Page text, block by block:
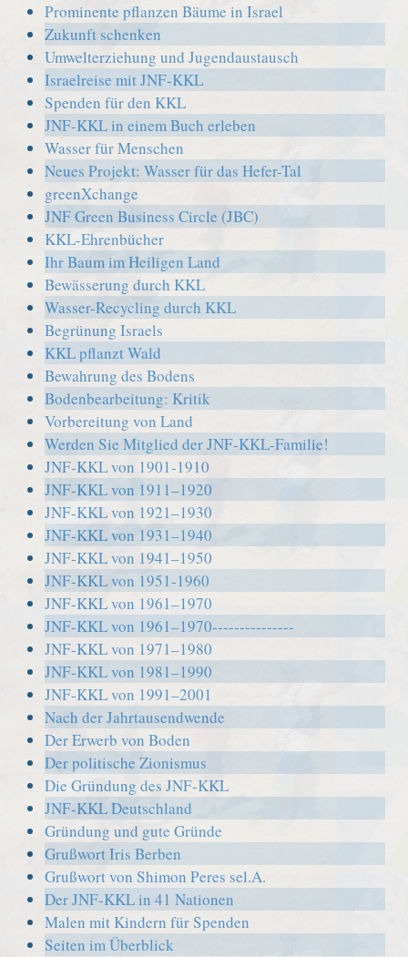
Prominente pflanzen Bäume in Israel
Zukunft schenken
Umwelterziehung und Jugendaustausch
Israelreise mit JNF-KKL
Spenden für den KKL
JNF-KKL in einem Buch erleben
Wasser für Menschen
Neues Projekt: Wasser für das Hefer-Tal
greenXchange
JNF Green Business Circle (JBC)
KKL-Ehrenbücher
Ihr Baum im Heiligen Land
Bewässerung durch KKL
Wasser-Recycling durch KKL
Begrünung Israels
KKL pflanzt Wald
Bewahrung des Bodens
Bodenbearbeitung: Kritik
Vorbereitung von Land
Werden Sie Mitglied der JNF-KKL-Familie!
JNF-KKL von 1901-1910
JNF-KKL von 1911–1920
JNF-KKL von 1921–1930
JNF-KKL von 1931–1940
JNF-KKL von 1941–1950
JNF-KKL von 1951-1960
JNF-KKL von 1961–1970
JNF-KKL von 1961–1970---------------
JNF-KKL von 1971–1980
JNF-KKL von 1981–1990
JNF-KKL von 1991–2001
Nach der Jahrtausendwende
Der Erwerb von Boden
Der politische Zionismus
Die Gründung des JNF-KKL
JNF-KKL Deutschland
Gründung und gute Gründe
Grußwort Iris Berben
Grußwort von Shimon Peres sel.A.
Der JNF-KKL in 41 Nationen
Malen mit Kindern für Spenden
Seiten im Überblick